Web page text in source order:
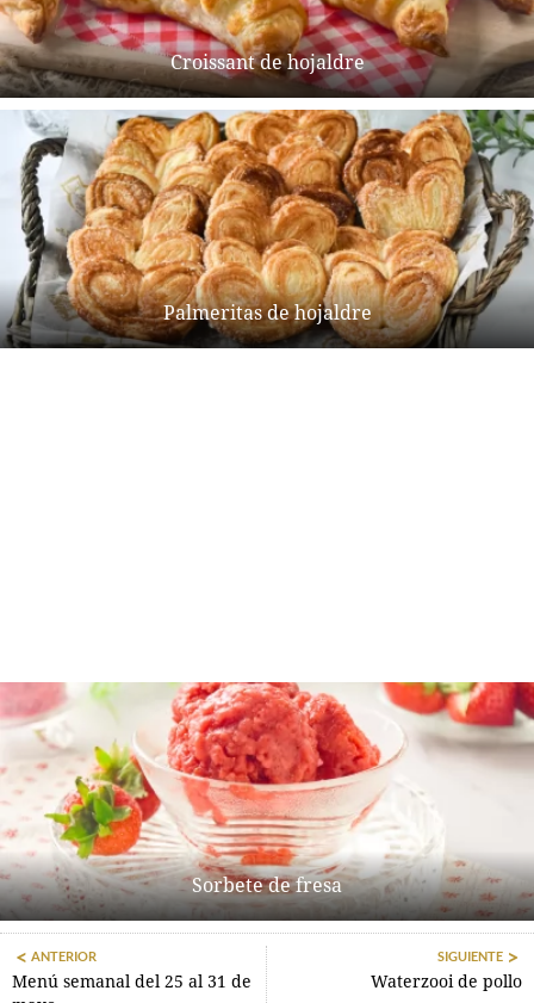
Croissant de hojaldre
Palmeritas de hojaldre
Sorbete de fresa
ANTERIOR
Menú semanal del 25 al 31 de
SIGUIENTE
Waterzooi de pollo